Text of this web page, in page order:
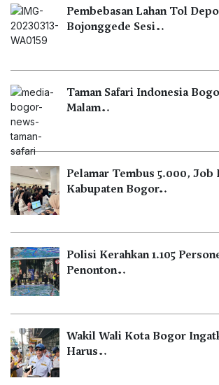
Pembebasan Lahan Tol
Bojonggede Sesi…
Taman Safari Indonesia
Malam…
Pelamar Tembus 5.000, Job
Kabupaten Bogor…
Polisi Kerahkan 1.105
Penonton…
Wakil Wali Kota Bogor
Harus…